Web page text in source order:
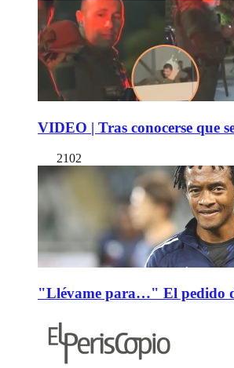
VIDEO | Tras conocerse que
2102
"Llévame para…" El pedido